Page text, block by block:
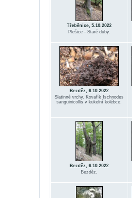
Třeběnice, 5.10.2022
Plešice - Staré duby.
Bezděz, 6.10.2022
Slatinné vrchy. Kovařík Ischnodes
sanguinicollis v kukelní kolébce.
Bezděz, 6.10.2022
Bezděz.